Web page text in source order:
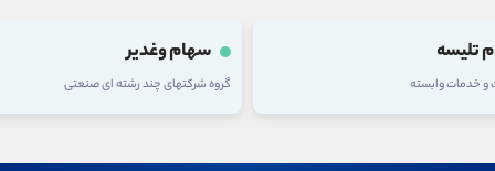
وغدیر
چند رشته ای صنعتی
سهام فولاد
گروه فلزات اساسی